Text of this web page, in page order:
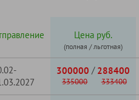
Цена руб.
(полная / льготная)
300000 / 288400
335000 333400